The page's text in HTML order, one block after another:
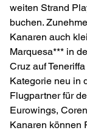
weiten Strand
buchen.
Kanaren auch
Marquesa*** in
Cruz auf
Kategorie neu in
Flugpartner für
Eurowings,
Kanaren können